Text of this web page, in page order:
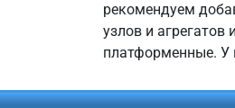
рекомендуем
узлов и агрегатов
платформенные. У